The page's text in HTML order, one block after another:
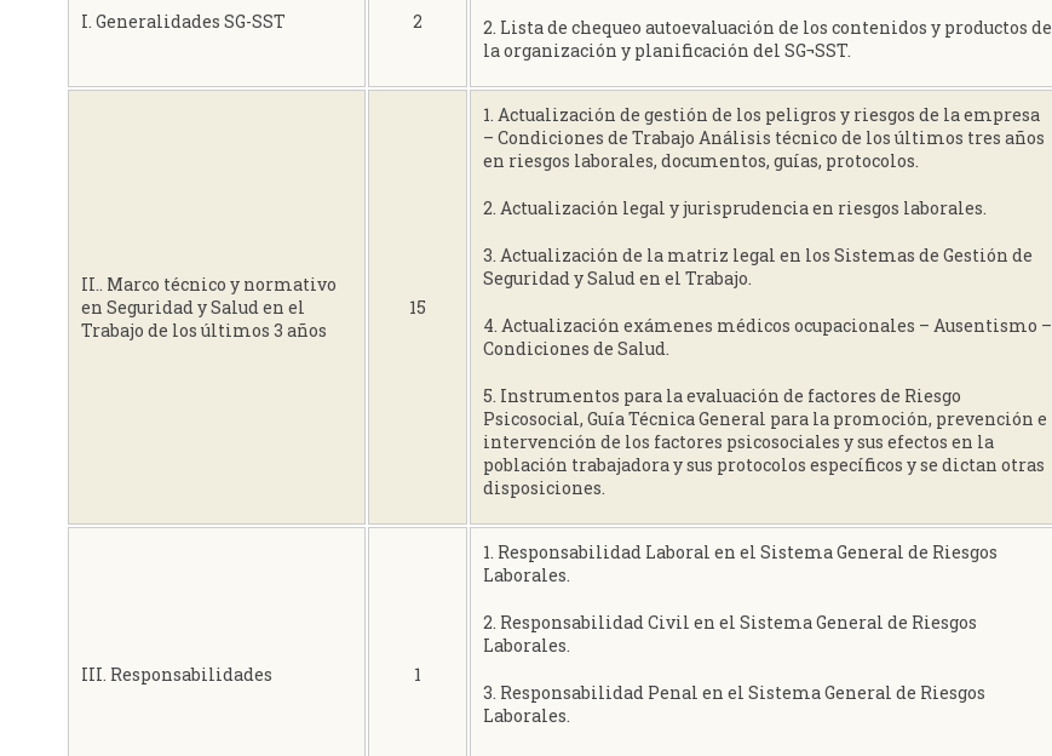
I. Generalidades SG-SST 2
2. Lista de chequeo autoevaluación de los contenidos y productos de
la organización y planificación del SG¬SST.
II.. Marco técnico y normativo
en Seguridad y Salud en el
Trabajo de los últimos 3 años
15
1. Actualización de gestión de los peligros y riesgos de la empresa
– Condiciones de Trabajo Análisis técnico de los últimos tres años
en riesgos laborales, documentos, guías, protocolos.
2. Actualización legal y jurisprudencia en riesgos laborales.
3. Actualización de la matriz legal en los Sistemas de Gestión de
Seguridad y Salud en el Trabajo.
4. Actualización exámenes médicos ocupacionales – Ausentismo –
Condiciones de Salud.
5. Instrumentos para la evaluación de factores de Riesgo
Psicosocial, Guía Técnica General para la promoción, prevención e
intervención de los factores psicosociales y sus efectos en la
población trabajadora y sus protocolos específicos y se dictan otras
disposiciones.
III. Responsabilidades 1
1. Responsabilidad Laboral en el Sistema General de Riesgos
Laborales.
2. Responsabilidad Civil en el Sistema General de Riesgos
Laborales.
3. Responsabilidad Penal en el Sistema General de Riesgos
Laborales.